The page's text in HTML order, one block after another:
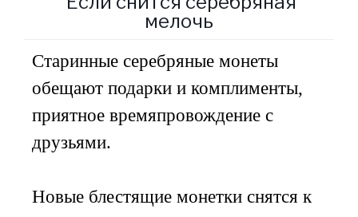
мелочь
Старинные серебряные монеты
обещают подарки и комплименты,
приятное времяпровождение с
друзьями.
Новые блестящие монетки снятся к